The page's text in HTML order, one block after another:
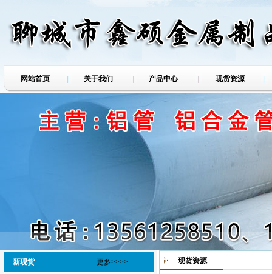
网站首页 关于我们 产品中心 现货资源
新现货 更多>>>> 现货资源